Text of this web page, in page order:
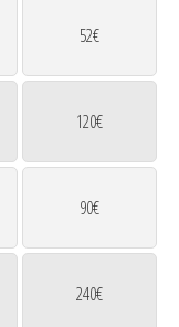
52€
120€
90€
240€